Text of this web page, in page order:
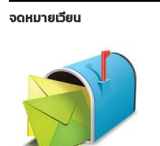
จดหมายเวียน